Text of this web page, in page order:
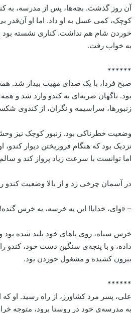
آن روز گذشت. بچه‌ها، پس از مدرسه، به
کوچک، کمی عسل به او داد. اما او آن‌قدر
خوردن شام هم نداشت. کناری نشسته
به خواب رفت.
******
صبح فردا، با یک صدای مهیب بیدار شد.
بود. ناگهان ضربه‌ای به کندو وارد شد و
زنبورها، سراسیمه و نگران، از کندوی
وضعیت خطرناکی بود. زنبور کوچک نیز
نزدیک بود که هنگام فروریختن دیوار کندو،
اما توانست با سرعت زیاد پرواز کند و
در آسمان چرخی زد و از بالا وضعیت کندو
– «وای، خدایا! این یه خرسه، یه خرس
خرس سیاه، روی پاهای خود بلند شده بود
داده، و با پنجه‌ی سنگین دست خود، کندو
بیرون کشیده و مشغول خوردن بود.
******
علی، پسر مرد کشاورز، از راه رسید. او که
به مدرسه‌ی خود در روستا برود، متوجه